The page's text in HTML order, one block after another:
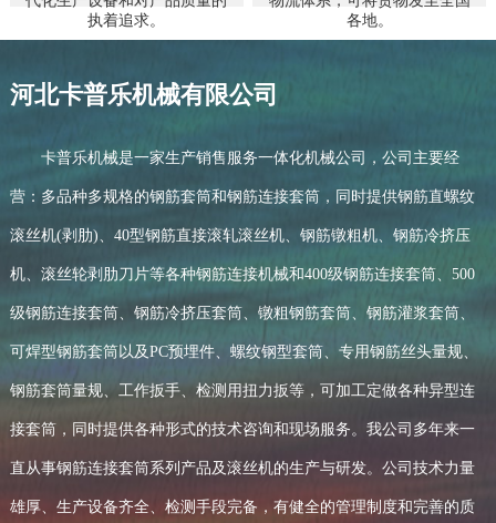
执着追求。
各地。
河北卡普乐机械有限公司
卡普乐机械是一家生产销售服务一体化机械公司，公司主要经
营：多品种多规格的钢筋套筒和钢筋连接套筒，同时提供钢筋直螺纹
滚丝机(剥肋)、40型钢筋直接滚轧滚丝机、钢筋镦粗机、钢筋冷挤压
机、滚丝轮剥肋刀片等各种钢筋连接机械和400级钢筋连接套筒、500
级钢筋连接套筒、钢筋冷挤压套筒、镦粗钢筋套筒、钢筋灌浆套筒、
可焊型钢筋套筒以及PC预埋件、螺纹钢型套筒、专用钢筋丝头量规、
钢筋套筒量规、工作扳手、检测用扭力扳等，可加工定做各种异型连
接套筒，同时提供各种形式的技术咨询和现场服务。我公司多年来一
直从事钢筋连接套筒系列产品及滚丝机的生产与研发。公司技术力量
雄厚、生产设备齐全、检测手段完备，有健全的管理制度和完善的质